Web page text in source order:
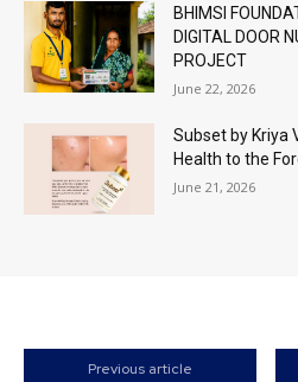
BHIMSI
DIGITAL DOOR
PROJECT
June 22, 2026
Subset by Kriya
Health to the
June 21, 2026
Previous article